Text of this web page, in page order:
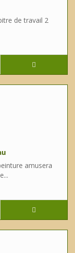
de travail 2
amusera